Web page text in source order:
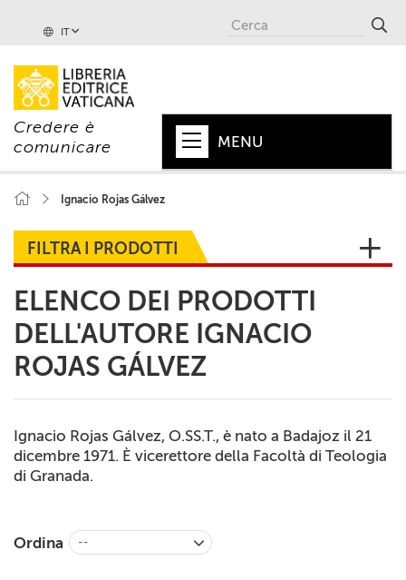
IT
Credere è
comunicare
MENU
PAPA
+
VATICANO
CHIESA
MONDO
+
CEI
Ignacio Rojas Gálvez
FILTRA I PRODOTTI
ELENCO DEI PRODOTTI
DELL'AUTORE IGNACIO
ROJAS GÁLVEZ
Ignacio Rojas Gálvez, O.SS.T., è nato a Badajoz il 21
dicembre 1971. È vicerettore della Facoltà di Teologia
di Granada.
Ordina --